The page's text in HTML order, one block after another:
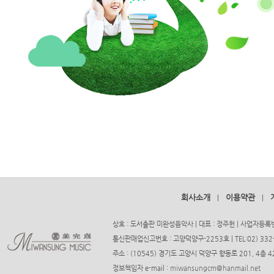
회사소개 이용약관
상호 : 도서출판 미완성음악사 | 대표 : 정주헌 | 사업자등
통신판매업신고번호 : 고양덕양구-2253호 | TEL:02)
주소 : (10545) 경기도 고양시 덕양구 향동로 201, 4층
정보책임자 e-mail : miwansungcm@hanmail.net